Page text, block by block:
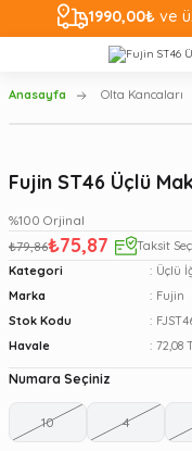
1990,00₺ ve
Anasayfa Olta Kancaları
Fujin ST46 Üçlü
%100 Orjinal
₺79,86₺75,87
Taksit
Kategori
Üçlü
Marka
Fujin
Stok Kodu
Havale
72,08
Numara Seçiniz
10 4